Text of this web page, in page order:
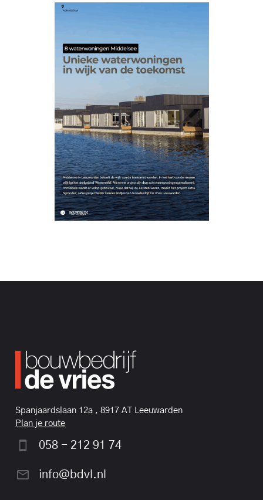
Spanjaardslaan 12a , 8917 AT Leeuwarden
Plan je route
058 - 212 91 74
info@bdvl.nl